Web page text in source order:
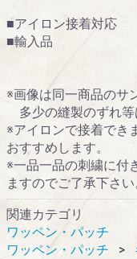
■アイロン接着対応
■輸入品
※画像は同一商品のサ
多少の縫製のずれ等
※アイロンで接着でき
おすすめします。
※一品一品の刺繍に付
ますのでご了承下さい
関連カテゴリ
ワッペン・パッチ
ワッペン・パッチ